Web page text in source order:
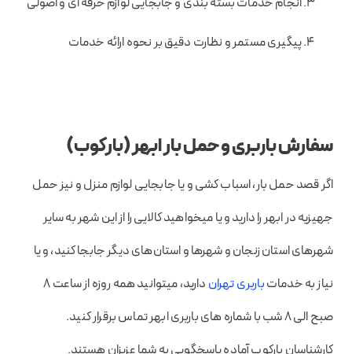
پیگیری مستمر و نظارت دقیق بر نحوه ارائه خدمات
سفارش باربری و حمل بار ابهر (بارکوب)
اگر قصد حمل بار، اسباب کشی و یا جابجایی لوازم منزل و نیز حمل
جهیزیه در ابهر را دارید و یا میخواهید کالایی را از این شهر به سایر
شهرهای استان زنجان و شهرها و استان‌های دیگر جابجا کنید، و یا
نیاز به خدماتباربری تهران
دارید، میتوانید همه روزه از ساعت 8
صبح الی 8 شب با شماره های باربری ابهر تماس برقرار کنید.
کارشناسان بارکوب آماده پاسخگویی به شما عزیزان هستند.